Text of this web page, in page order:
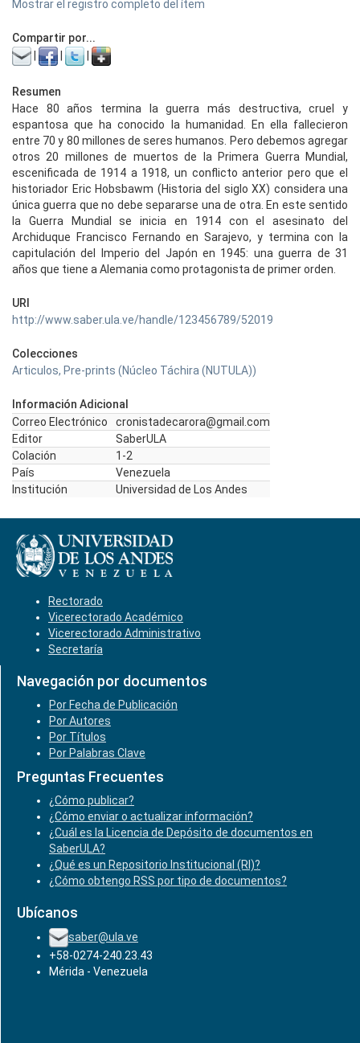
Mostrar el registro completo del ítem
Compartir por...
Resumen
Hace 80 años termina la guerra más destructiva, cruel y
espantosa que ha conocido la humanidad. En ella fallecieron
entre 70 y 80 millones de seres humanos. Pero debemos agregar
otros 20 millones de muertos de la Primera Guerra Mundial,
escenificada de 1914 a 1918, un conflicto anterior pero que el
historiador Eric Hobsbawm (Historia del siglo XX) considera una
única guerra que no debe separarse una de otra. En este sentido
la Guerra Mundial se inicia en 1914 con el asesinato del
Archiduque Francisco Fernando en Sarajevo, y termina con la
capitulación del Imperio del Japón en 1945: una guerra de 31
años que tiene a Alemania como protagonista de primer orden.
URI
http://www.saber.ula.ve/handle/123456789/52019
Colecciones
Articulos, Pre-prints (Núcleo Táchira (NUTULA))
Información Adicional
Correo Electrónico
cronistadecarora@gmail.com
Editor
SaberULA
Colación
1-2
País
Venezuela
Institución
Universidad de Los Andes
Rectorado
Vicerectorado Académico
Vicerectorado Administrativo
Secretaría
Navegación por documentos
Por Fecha de Publicación
Por Autores
Por Títulos
Por Palabras Clave
Preguntas Frecuentes
¿Cómo publicar?
¿Cómo enviar o actualizar información?
¿Cuál es la Licencia de Depósito de documentos en
SaberULA?
¿Qué es un Repositorio Institucional (RI)?
¿Cómo obtengo RSS por tipo de documentos?
Ubícanos
saber@ula.ve
+58-0274-240.23.43
Mérida - Venezuela